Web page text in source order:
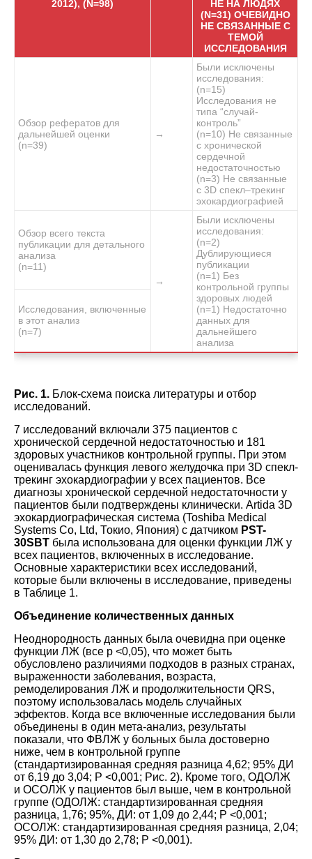
2012), (N=98)
НЕ НА ЛЮДЯХ
(N=31) ОЧЕВИДНО
НЕ СВЯЗАННЫЕ С
ТЕМОЙ
ИССЛЕДОВАНИЯ
Обзор рефератов для
дальнейшей оценки
(n=39)
→
Были исключены
исследования:
(n=15)
Исследования не
типа “случай-
контроль”
(n=10) Не связанные
с хронической
сердечной
недостаточностью
(n=3) Не связанные
с 3D спекл–трекинг
эхокардиографией
Обзор всего текста
публикации для детального
анализа
(n=11)
→
Были исключены
исследования:
(n=2)
Дублирующиеся
публикации
(n=1) Без
контрольной группы
здоровых людей
(n=1) Недостаточно
данных для
дальнейшего
анализа
Исследования, включенные
в этот анализ
(n=7)
Рис. 1. Блок-схема поиска литературы и отбор
исследований.
7 исследований включали 375 пациентов с
хронической сердечной недостаточностью и 181
здоровых участников контрольной группы. При этом
оценивалась функция левого желудочка при 3D спекл-
трекинг эхокардиографии у всех пациентов. Все
диагнозы хронической сердечной недостаточности у
пациентов были подтверждены клинически. Artida 3D
эхокардиографическая система (Toshiba Medical
Systems Co, Ltd, Токио, Япония) с датчиком PST-
30SBT была использована для оценки функции ЛЖ у
всех пациентов, включенных в исследование.
Основные характеристики всех исследований,
которые были включены в исследование, приведены
в Таблице 1.
Объединение количественных данных
Неоднородность данных была очевидна при оценке
функции ЛЖ (все р <0,05), что может быть
обусловлено различиями подходов в разных странах,
выраженности заболевания, возраста,
ремоделирования ЛЖ и продолжительности QRS,
поэтому использовалась модель случайных
эффектов. Когда все включенные исследования были
объединены в один мета-анализ, результаты
показали, что ФВЛЖ у больных была достоверно
ниже, чем в контрольной группе
(стандартизированная средняя разница 4,62; 95% ДИ
от 6,19 до 3,04; P <0,001; Рис. 2). Кроме того, ОДОЛЖ
и ОСОЛЖ у пациентов был выше, чем в контрольной
группе (ОДОЛЖ: стандартизированная средняя
разница, 1,76; 95%, ДИ: от 1,09 до 2,44; P <0,001;
ОСОЛЖ: стандартизированная средняя разница, 2,04;
95% ДИ: от 1,30 до 2,78; P <0,001).